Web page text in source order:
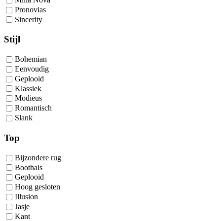
Pronovias
Sincerity
Stijl
Bohemian
Eenvoudig
Geplooid
Klassiek
Modieus
Romantisch
Slank
Top
Bijzondere rug
Boothals
Geplooid
Hoog gesloten
Illusion
Jasje
Kant